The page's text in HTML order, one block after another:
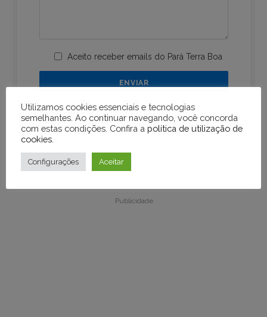
Aceito receber emails do Pará Terra Boa
Publicidade
Publicidade
Utilizamos cookies essenciais e tecnologias
semelhantes. Ao continuar navegando, você concorda
com estas condições. Confira a política de utilização de
cookies
Configurações Aceitar